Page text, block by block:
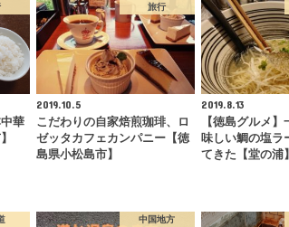
華
旅行
2019.10.5
こだわりの自家焙煎珈琲、ロ
ゼッタカフェカンパニー【徳
島県小松島市】
2019.8.13
【徳島グルメ
味しい鯛の塩ラ
てきた【堂の浦】
中国地方